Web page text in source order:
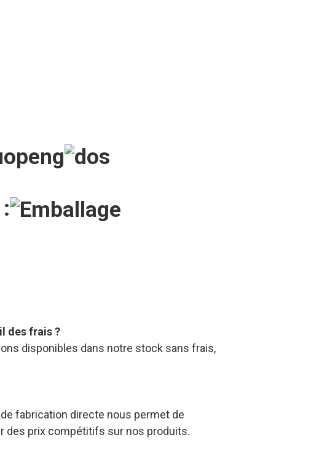
des frais ?
disponibles dans notre stock sans frais,
fabrication directe nous permet de
des prix compétitifs sur nos produits.